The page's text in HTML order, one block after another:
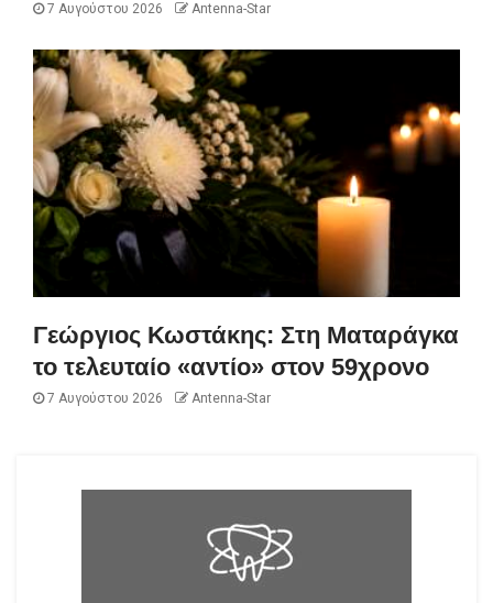
7 Αυγούστου 2026 Antenna-Star
Γεώργιος Κωστάκης: Στη Ματαράγκα
το τελευταίο «αντίο» στον 59χρονο
7 Αυγούστου 2026 Antenna-Star